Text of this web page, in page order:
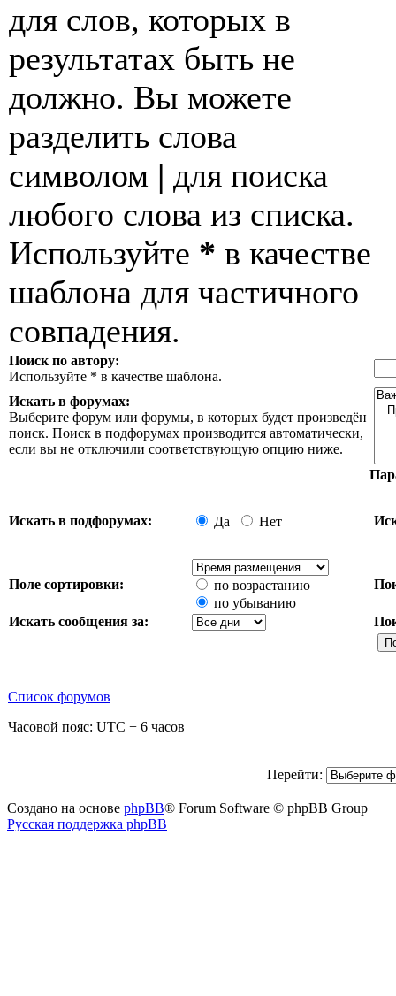
для слов, которых в
результатах быть не
должно. Вы можете
разделить слова
символом | для поиска
любого слова из списка.
Используйте * в качестве
шаблона для частичного
совпадения.
Поиск по автору:
Используйте * в качестве шаблона.
Искать в форумах:
Выберите форум или форумы, в которых будет произведён
поиск. Поиск в подфорумах производится автоматически,
если вы не отключили соответствующую опцию ниже.
Искать в подфорумах: Да Нет
Поле сортировки:
по возрастанию
по убыванию
Искать сообщения за:
Список форумов
Часовой пояс: UTC + 6 часов
Перейти:
Создано на основе phpBB® Forum Software © phpBB Group
Русская поддержка phpBB